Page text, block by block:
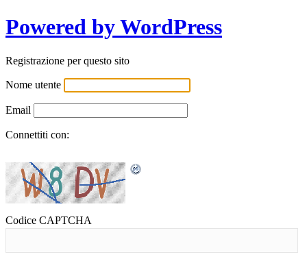
Powered by WordPress
Registrazione per questo sito
Nome utente
Email
Connettiti con:
Codice CAPTCHA